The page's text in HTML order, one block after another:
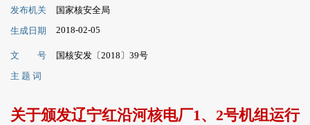
发布机关
国家核安全局
生成日期
2018-02-05
文 号
国核安发〔2018〕39号
主 题 词
关于颁发辽宁红沿河核电厂1、2号机组运行